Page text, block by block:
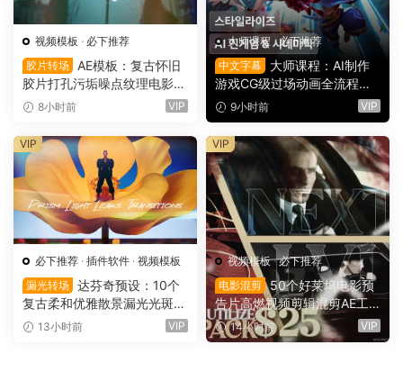
视频模板 · 必下推荐
胶片转场
AE模板：复古怀旧
胶片打孔污垢噪点纹理电影帧
叠加电影短片剪辑转场过渡
8小时前 VIP
大师课程 ·必下推荐
中文字幕
大师课程：AI制作
游戏CG级过场动画全流程视
频课程 中文字幕（16149）
9小时前 VIP
必下推荐 · 插件软件 · 视频模板
漏光转场 达芬奇预设：10个
复古柔和优雅散景漏光光斑划
痕纹理叠加4K无缝转场过渡
13小时前 VIP
VIP
视频模板·必下推荐
电影混剪
50个好莱坞电影预
告片高燃视频剪辑混剪AE工
程项目文件+AE预设+叠加层
+视频教程 UTILIZE NEXTLV
14小时前 VIP
VIP